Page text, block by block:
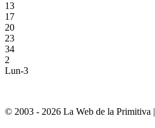
13
17
20
23
34
2
Lun-3
© 2003 - 2026 La Web de la Primitiva |